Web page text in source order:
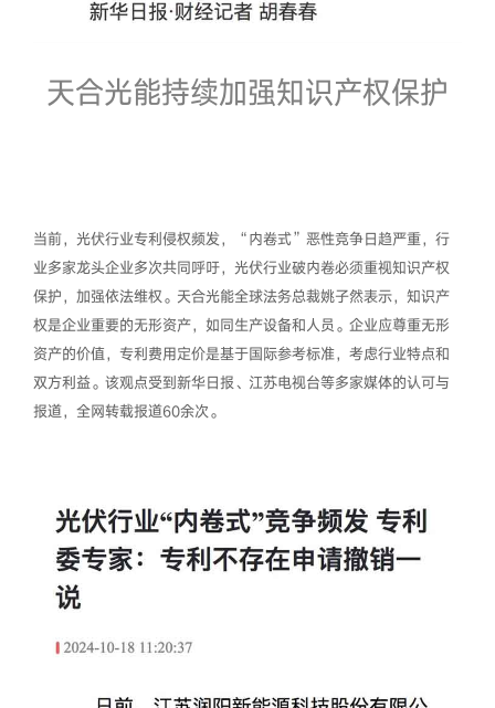
天合光能持续加强知识产权保护
当前，光伏行业专利侵权频发，“内卷式”恶性竞争日趋严重，行
业多家龙头企业多次共同呼吁，光伏行业破内卷必须重视知识产权
保护，加强依法维权。天合光能全球法务总裁姚子然表示，知识产
权是企业重要的无形资产，如同生产设备和人员。企业应尊重无形
资产的价值，专利费用定价是基于国际参考标准，考虑行业特点和
双方利益。该观点受到新华日报、江苏电视台等多家媒体的认可与
报道，全网转载报道60余次。